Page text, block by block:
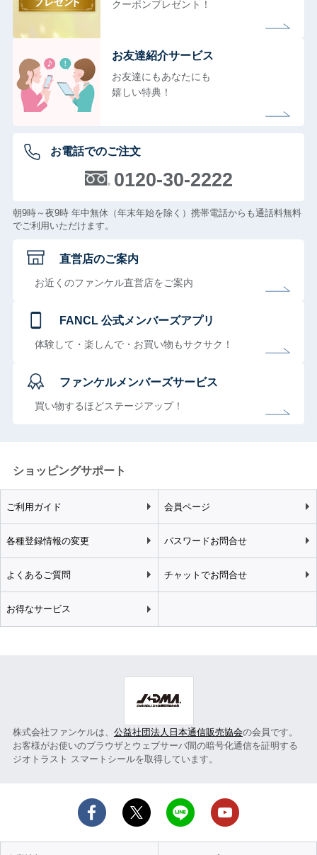
クーポンプレゼント！
お友達紹介サービス
お友達にもあなたにも
嬉しい特典！
お電話でのご注文
0120-30-2222
朝9時～夜9時 年中無休（年末年始を除く）携帯電話からも通話料無料
でご利用いただけます。
直営店のご案内
お近くのファンケル直営店をご案内
FANCL 公式メンバーズアプリ
体験して・楽しんで・お買い物もサクサク！
ファンケルメンバーズサービス
買い物するほどステージアップ！
ショッピングサポート
ご利用ガイド 会員ページ
各種登録情報の変更 パスワードお問合せ
よくあるご質問 チャットでお問合せ
お得なサービス
株式会社ファンケルは、 公益社団法人日本通信販売協会の会員です。
お客様がお使いのブラウザとウェブサーバ間の暗号化通信を証明する
ジオトラスト スマートシールを取得しています。